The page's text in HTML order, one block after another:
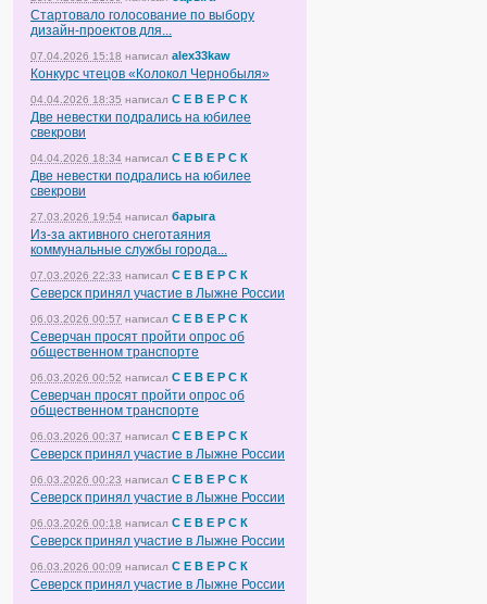
Стартовало голосование по выбору
дизайн-проектов для...
07.04.2026 15:18 написал alex33kaw
Конкурс чтецов «Колокол Чернобыля»
04.04.2026 18:35 написал С Е В Е Р С К
Две невестки подрались на юбилее
свекрови
04.04.2026 18:34 написал С Е В Е Р С К
Две невестки подрались на юбилее
свекрови
27.03.2026 19:54 написал барыга
Из-за активного снеготаяния
коммунальные службы города...
07.03.2026 22:33 написал С Е В Е Р С К
Северск принял участие в Лыжне России
06.03.2026 00:57 написал С Е В Е Р С К
Северчан просят пройти опрос об
общественном транспорте
06.03.2026 00:52 написал С Е В Е Р С К
Северчан просят пройти опрос об
общественном транспорте
06.03.2026 00:37 написал С Е В Е Р С К
Северск принял участие в Лыжне России
06.03.2026 00:23 написал С Е В Е Р С К
Северск принял участие в Лыжне России
06.03.2026 00:18 написал С Е В Е Р С К
Северск принял участие в Лыжне России
06.03.2026 00:09 написал С Е В Е Р С К
Северск принял участие в Лыжне России